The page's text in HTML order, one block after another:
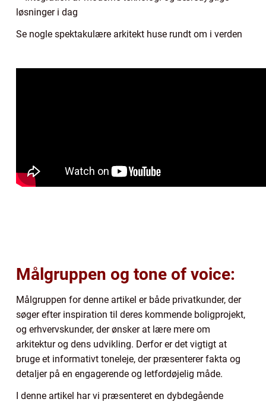
løsninger i dag
Se nogle spektakulære arkitekt huse rundt om i verden
Målgruppen og tone of voice:
Målgruppen for denne artikel er både privatkunder, der
søger efter inspiration til deres kommende boligprojekt,
og erhvervskunder, der ønsker at lære mere om
arkitektur og dens udvikling. Derfor er det vigtigt at
bruge et informativt toneleje, der præsenterer fakta og
detaljer på en engagerende og letfordøjelig måde.
I denne artikel har vi præsenteret en dybdegående